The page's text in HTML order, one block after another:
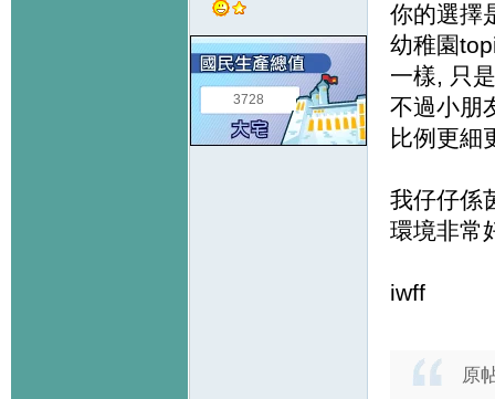
3728
你的選擇
幼稚園
一樣, 只
不過小朋
比例更細
我仔仔係
環境非常
iwff
原